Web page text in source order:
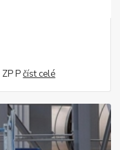
ZP Pčíst celé